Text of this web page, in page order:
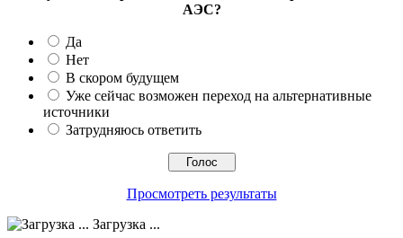
АЭС?
Да
Нет
В скором будущем
Уже сейчас возможен переход на альтернативные
источники
Затрудняюсь ответить
Просмотреть результаты
Загрузка ...